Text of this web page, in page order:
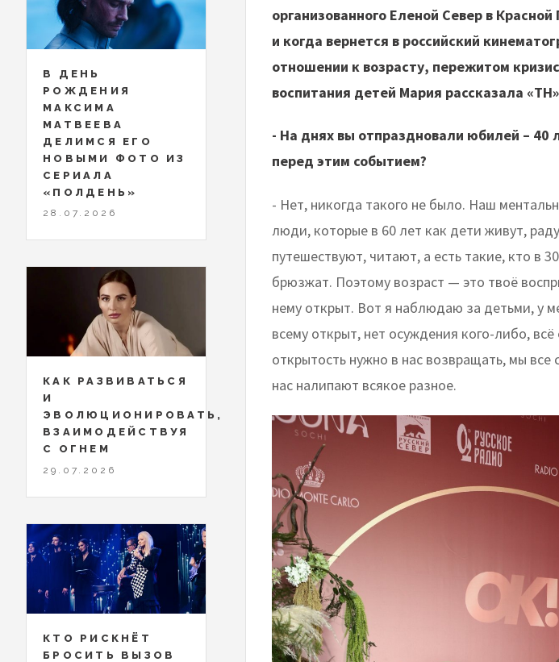
организованного Еленой Север в
и когда вернется в российский
отношении к возрасту, пережитом
воспитания детей Мария рассказала
- На днях вы отпраздновали юбилей – 40
перед этим событием?
- Нет, никогда такого не было. Наш
люди, которые в 60 лет как дети живут,
путешествуют, читают, а есть такие, кто в
брюзжат. Поэтому возраст — это твоё
нему открыт. Вот я наблюдаю за детьми, у
всему открыт, нет осуждения кого-либо,
открытость нужно в нас возвращать, мы
нас налипают всякое разное.
В ДЕНЬ
РОЖДЕНИЯ
МАКСИМА
МАТВЕЕВА
ДЕЛИМСЯ ЕГО
НОВЫМИ ФОТО ИЗ
СЕРИАЛА
«ПОЛДЕНЬ»
28.07.2026
КАК РАЗВИВАТЬСЯ
И
ЭВОЛЮЦИОНИРОВАТЬ,
ВЗАИМОДЕЙСТВУЯ
С ОГНЕМ
29.07.2026
КТО РИСКНЁТ
БРОСИТЬ ВЫЗОВ